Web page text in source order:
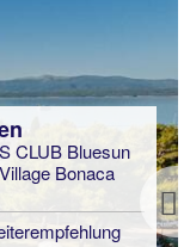
CLUB Bluesun
Bonaca